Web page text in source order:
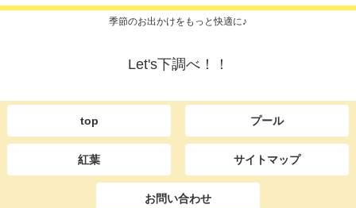
季節のお出かけをもっと快適に♪
Let's下調べ！！
top プール
紅葉 サイトマップ
お問い合わせ